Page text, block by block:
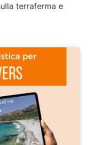
terraferma e